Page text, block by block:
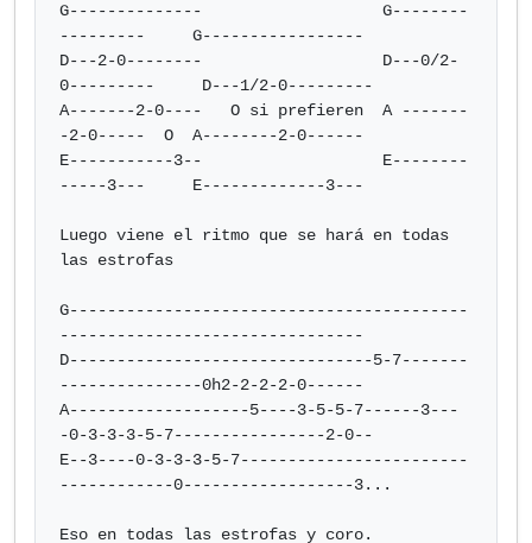
G--------------                   G--------
---------     G-----------------
D---2-0--------                   D---0/2-
0---------     D---1/2-0---------
A-------2-0----   O si prefieren  A -------
-2-0-----  O  A--------2-0------
E-----------3--                   E--------
-----3---     E-------------3---
Luego viene el ritmo que se hará en todas
las estrofas
G------------------------------------------
--------------------------------
D--------------------------------5-7-------
---------------0h2-2-2-2-0------
A-------------------5----3-5-5-7------3---
-0-3-3-3-5-7----------------2-0--
E--3----0-3-3-3-5-7------------------------
------------0------------------3...
Eso en todas las estrofas y coro.